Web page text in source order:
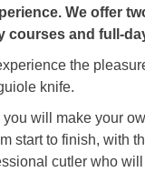
We offer
courses and full-
the
knife.
you will make your
start to finish, with
cutler who